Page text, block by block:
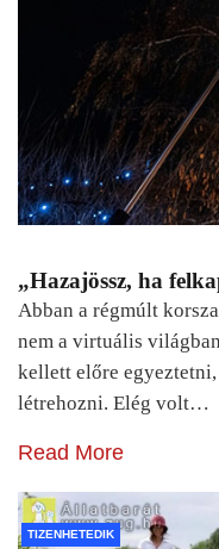
„Hazajössz, ha
Abban a régmúlt
nem a virtuális
kellett előre
létrehozni. Elég volt…
Read More
TIZENHETEDIK